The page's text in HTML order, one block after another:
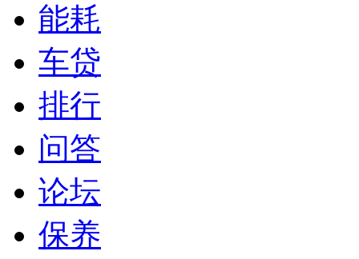
能耗
车贷
排行
问答
论坛
保养